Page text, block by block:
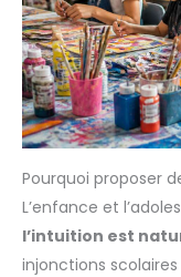
Pourquoi proposer
L’enfance et
l’intuition est
injonctions